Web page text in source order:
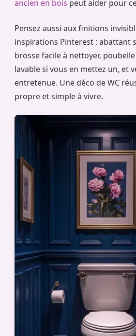
ancien en bois peut aider pour
Pensez aussi aux finitions
inspirations Pinterest : abattant
brosse facile à nettoyer,
lavable si vous en mettez un, et
entretenue. Une déco de WC
propre et simple à vivre.